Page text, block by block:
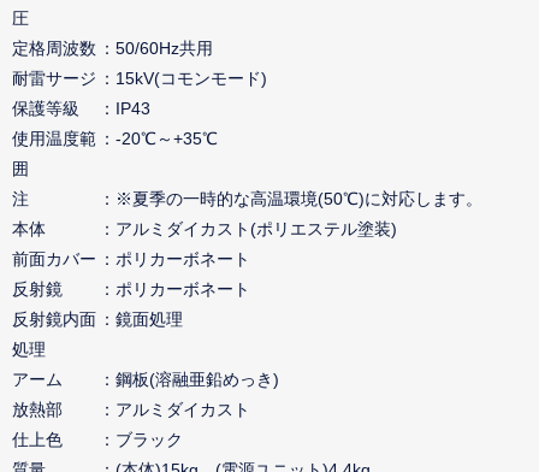
圧
定格周波数
50/60Hz共用
耐雷サージ
15kV(コモンモード)
保護等級
IP43
使用温度範
囲
-20℃～+35℃
注
※夏季の一時的な高温環境(50℃)に対応します。
本体
アルミダイカスト(ポリエステル塗装)
前面カバー
ポリカーボネート
反射鏡
ポリカーボネート
反射鏡内面
処理
鏡面処理
アーム
鋼板(溶融亜鉛めっき)
放熱部
アルミダイカスト
仕上色
ブラック